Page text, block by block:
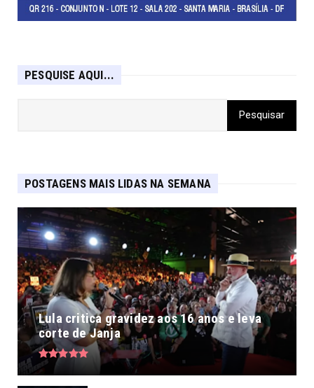
PESQUISE AQUI...
POSTAGENS MAIS LIDAS NA SEMANA
Lula critica gravidez aos 16 anos e leva
corte de Janja